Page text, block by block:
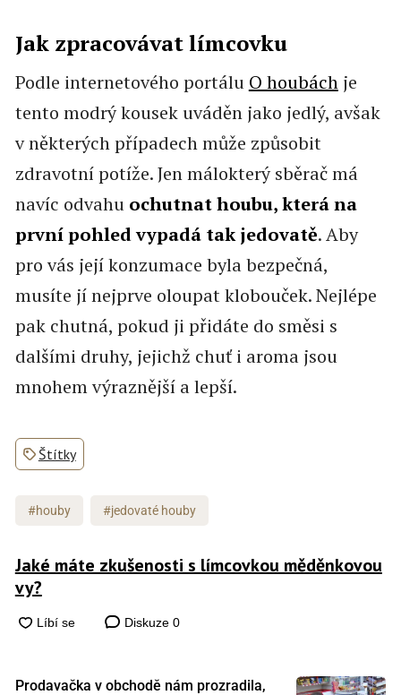
Jak zpracovávat límcovku
Podle internetového portálu O houbáchje
tento modrý kousek uváděn jako jedlý, avšak
v některých případech může způsobit
zdravotní potíže. Jen málokterý sběrač má
navíc odvahu ochutnat houbu, která na
první pohled vypadá tak jedovatě. Aby
pro vás její konzumace byla bezpečná,
musíte jí nejprve oloupat klobouček. Nejlépe
pak chutná, pokud ji přidáte do směsi s
dalšími druhy, jejichž chuť i aroma jsou
mnohem výraznější a lepší.
Štítky
#houby #jedovaté houby
Jaké máte zkušenosti s límcovkou měděnkovou
vy?
Diskuze 0
Prodavačka v obchodě nám prozradila,